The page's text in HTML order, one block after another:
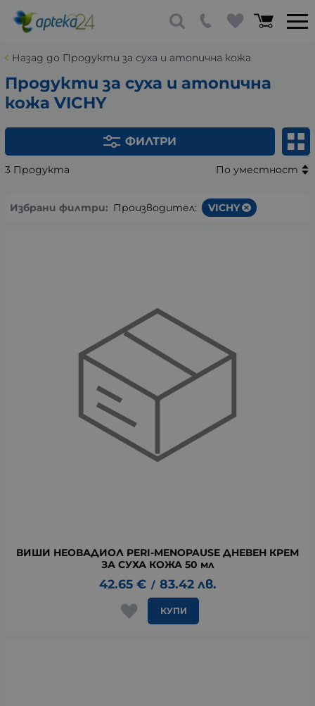
Назад до Продукти за суха и атопична кожа
Продукти за суха и атопична
кожа VICHY
ФИЛТРИ
3 Продукта По уместност
Избрани филтри: Производител: VICHY
ВИШИ НЕОВАДИОЛ PERI-MENOPAUSE ДНЕВЕН КРЕМ
ЗА СУХА КОЖА 50 мл
42.65 € / 83.42 лв.
КУПИ